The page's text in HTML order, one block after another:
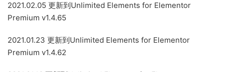
2021.02.05 更新到Unlimited Elements for Elementor
Premium v1.4.65
2021.01.23 更新到Unlimited Elements for Elementor
Premium v1.4.62